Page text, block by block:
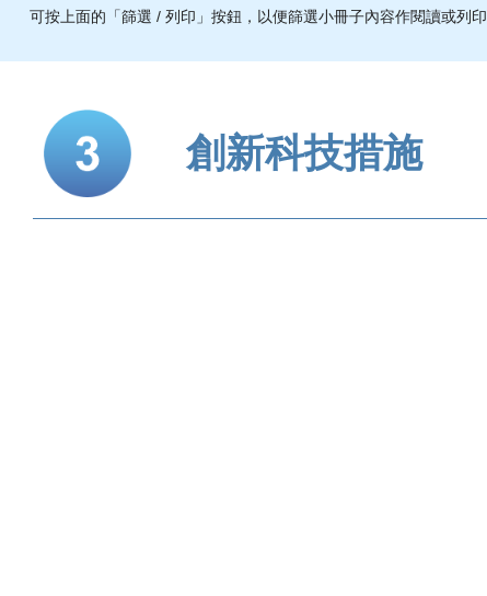
可按上面的「篩選 / 列印」按鈕，以便篩選小冊子內容作閱讀或列印
創新科技措施